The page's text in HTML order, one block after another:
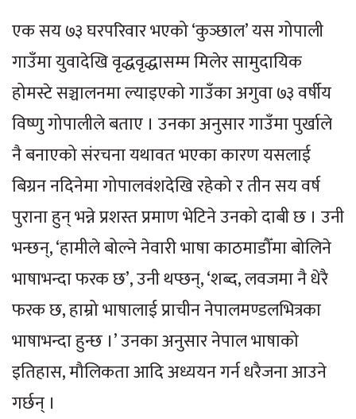
एक सय ७३ घरपरिवार भएको ‘कुञ्छाल’ यस गोपाली
गाउँमा युवादेखि वृद्धवृद्धासम्म मिलेर सामुदायिक
होमस्टे सञ्चालनमा ल्याइएको गाउँका अगुवा ७३ वर्षीय
विष्णु गोपालीले बताए । उनका अनुसार गाउँमा पुर्खाले
नै बनाएको संरचना यथावत भएका कारण यसलाई
बिग्रन नदिनेमा गोपालवंशदेखि रहेको र तीन सय वर्ष
पुराना हुन् भन्ने प्रशस्त प्रमाण भेटिने उनको दाबी छ । उनी
भन्छन्, ‘हामीले बोल्ने नेवारी भाषा काठमाडौँमा बोलिने
भाषाभन्दा फरक छ’, उनी थप्छन्, ‘शब्द, लवजमा नै धेरै
फरक छ, हाम्रो भाषालाई प्राचीन नेपालमण्डलभित्रका
भाषाभन्दा हुन्छ ।’ उनका अनुसार नेपाल भाषाको
इतिहास, मौलिकता आदि अध्ययन गर्न धरैजना आउने
गर्छन् ।